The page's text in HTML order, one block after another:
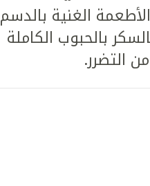
الغنية بالدسم
بالحبوب الكاملة
التضرر.